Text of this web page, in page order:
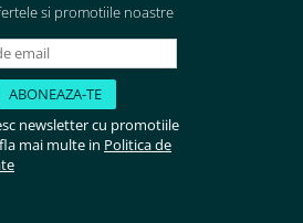
si promotiile noastre
newsletter cu promotiile
mai multe in Politica de